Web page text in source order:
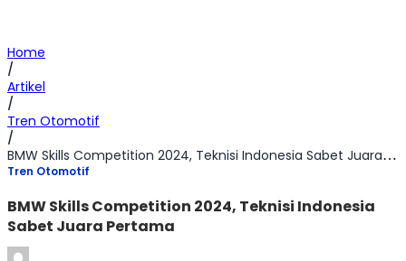
Home
/
Artikel
/
Tren Otomotif
/
BMW Skills Competition 2024, Teknisi Indonesia Sabet Juara Pertama
Tren Otomotif
BMW Skills Competition 2024, Teknisi Indonesia
Sabet Juara Pertama